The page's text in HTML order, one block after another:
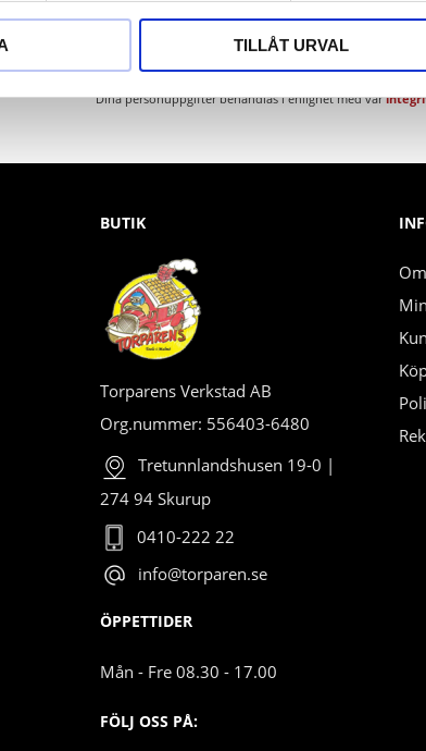
TILLÅT URVAL
Dina personuppgifter behandlas i enlighet med vår
BUTIK
Torparens Verkstad AB
Org.nummer: 556403-6480
Tretunnlandshusen 19-0 |
274 94 Skurup
0410-222 22
info@torparen.se
ÖPPETTIDER
Mån - Fre 08.30 - 17.00
FÖLJ OSS PÅ: